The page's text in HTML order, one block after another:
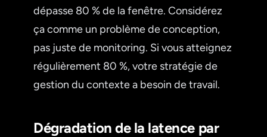
dépasse 80 % de la fenêtre. Considérez
ça comme un problème de conception,
pas juste de monitoring. Si vous atteignez
régulièrement 80 %, votre stratégie de
gestion du contexte a besoin de travail.
Dégradation de la latence par